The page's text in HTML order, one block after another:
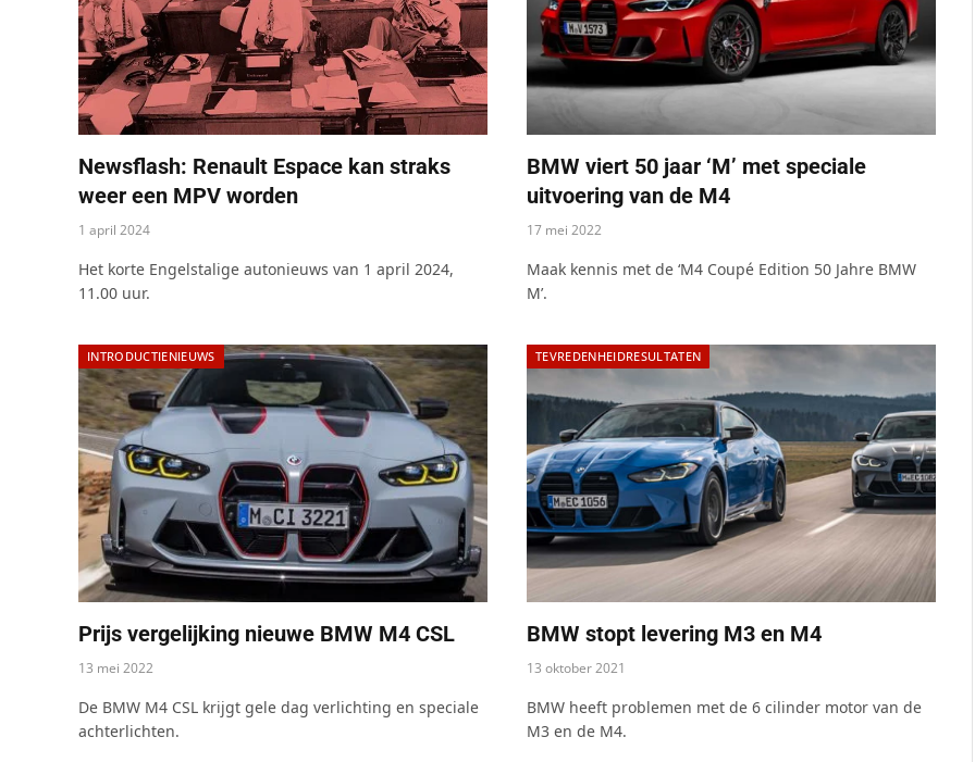
Newsflash: Renault Espace kan straks
weer een MPV worden
1 april 2024
Het korte Engelstalige autonieuws van 1 april 2024,
11.00 uur.
BMW viert 50 jaar ‘M’ met speciale
uitvoering van de M4
17 mei 2022
Maak kennis met de ‘M4 Coupé Edition 50 Jahre BMW
M’.
INTRODUCTIENIEUWS
Prijs vergelijking nieuwe BMW M4 CSL
13 mei 2022
De BMW M4 CSL krijgt gele dag verlichting en speciale
achterlichten.
TEVREDENHEIDRESULTATEN
BMW stopt levering M3 en M4
13 oktober 2021
BMW heeft problemen met de 6 cilinder motor van de
M3 en de M4.